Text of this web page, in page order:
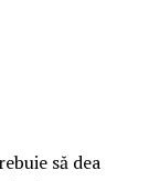
să dea